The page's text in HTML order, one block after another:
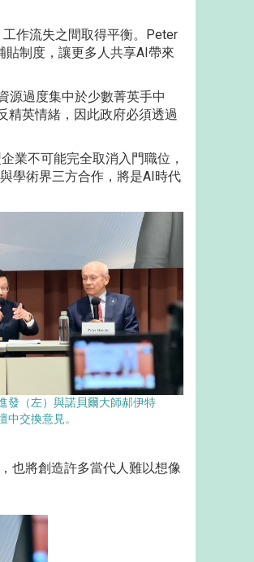
作流失之間取得平衡。Peter
制度，讓更多人共享AI帶來
源過度集中於少數菁英手中
精英情緒，因此政府必須透過
業不可能完全取消入門職位，
學術界三方合作，將是AI時代
發（左）與諾貝爾大師郝伊特
中交換意見。
也將創造許多當代人難以想像